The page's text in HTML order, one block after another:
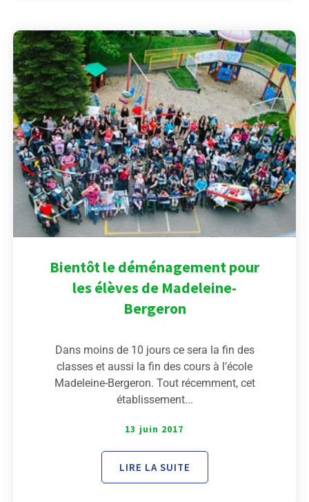
Bientôt le déménagement pour
les élèves de Madeleine-
Bergeron
Dans moins de 10 jours ce sera la fin des
classes et aussi la fin des cours à l’école
Madeleine-Bergeron. Tout récemment, cet
établissement...
13 juin 2017
LIRE LA SUITE